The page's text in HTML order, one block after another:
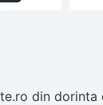
din dorinta